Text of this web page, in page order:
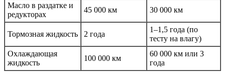
Масло в раздатке и
редукторах
45 000 км 30 000 км
Тормозная жидкость 2 года
1–1,5 года (по
тесту на влагу)
Охлаждающая
жидкость
100 000 км
60 000 км или 3
года